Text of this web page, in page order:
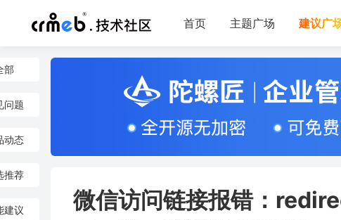
首页 主题广场 建议广
部
问题
动态
推荐
建议
微信访问链接报错：